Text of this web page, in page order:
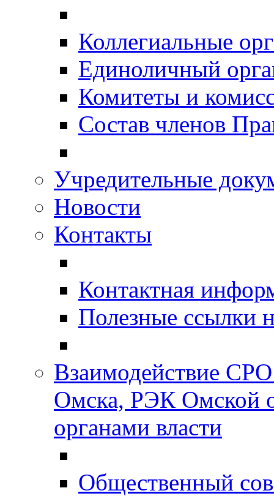
Коллегиальные
Единоличный
Комитеты и
Состав членов
Учредительные
Новости
Контакты
Контактная
Полезные ссылки
Взаимодействие
Омска, РЭК Омской
органами власти
Общественный